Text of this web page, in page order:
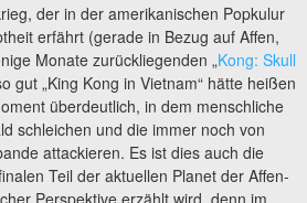
der in der amerikanischen Popkulur
erfährt (gerade in Bezug auf Affen,
Monate zurückliegenden „Kong: Skull
gut „King Kong in Vietnam“ hätte heißen
überdeutlich, in dem menschliche
schleichen und die immer noch von
attackieren. Es ist dies auch die
Teil der aktuellen Planet der Affen-
Perspektive erzählt wird, denn im